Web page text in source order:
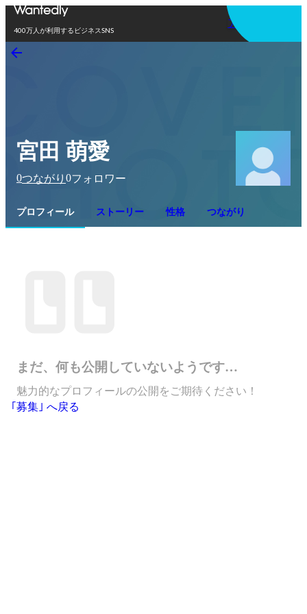
400万人が利用するビジネスSNS
アプリを使う
宮田 萌愛
0つながり 0フォロワー
プロフィール ストーリー 性格 つながり
まだ、何も公開していないようです…
魅力的なプロフィールの公開をご期待ください！
｢募集｣ へ戻る